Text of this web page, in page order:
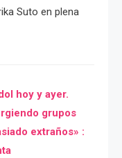
Suto en plena
hoy y ayer.
grupos
extraños» :